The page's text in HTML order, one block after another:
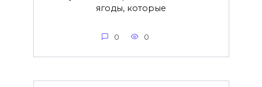
ягоды, которые
0 0